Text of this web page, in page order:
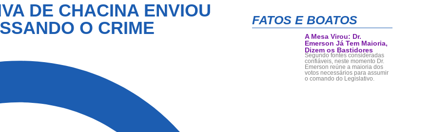
DE CHACINA ENVIOU
O CRIME
FATOS E BOATOS
A Mesa Virou: Dr.
Emerson Já Tem Maioria,
Dizem os Bastidores
Segundo fontes consideradas
confiáveis, neste momento Dr.
Emerson reúne a maioria dos
votos necessários para assumir
o comando do Legislativo.